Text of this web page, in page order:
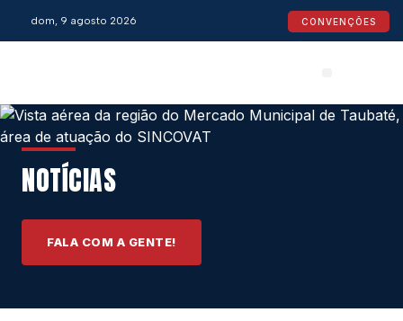
dom, 9 agosto 2026 CONVENÇÕES
NOTÍCIAS
FALA COM A GENTE!